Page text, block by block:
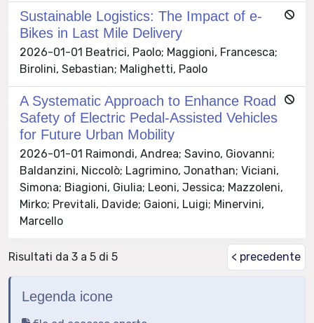
Sustainable Logistics: The Impact of e-
Bikes in Last Mile Delivery
2026-01-01 Beatrici, Paolo; Maggioni, Francesca;
Birolini, Sebastian; Malighetti, Paolo
A Systematic Approach to Enhance Road
Safety of Electric Pedal-Assisted Vehicles
for Future Urban Mobility
2026-01-01 Raimondi, Andrea; Savino, Giovanni;
Baldanzini, Niccolò; Lagrimino, Jonathan; Viciani,
Simona; Biagioni, Giulia; Leoni, Jessica; Mazzoleni,
Mirko; Previtali, Davide; Gaioni, Luigi; Minervini,
Marcello
Risultati da 3 a 5 di 5 < precedente
Legenda icone